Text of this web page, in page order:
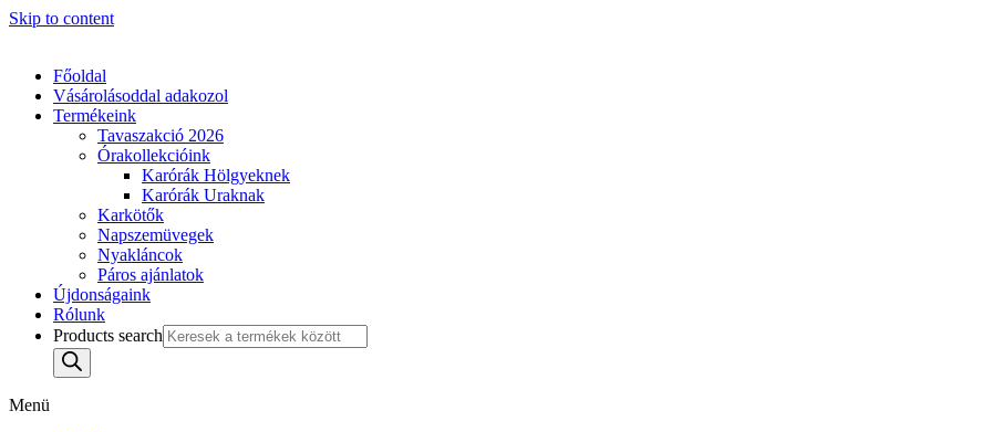
Skip to content
Főoldal
Vásárolásoddal adakozol
Termékeink
Tavaszakció 2026
Órakollekcióink
Karórák Hölgyeknek
Karórák Uraknak
Karkötők
Napszemüvegek
Nyakláncok
Páros ajánlatok
Újdonságaink
Rólunk
Products search
Menü